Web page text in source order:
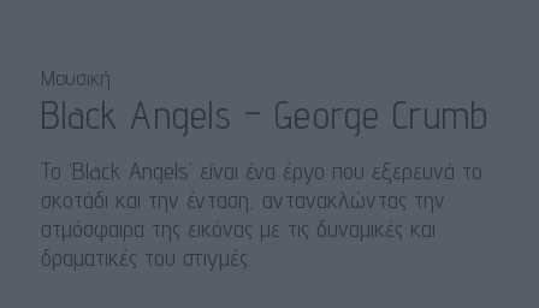
Μουσική
Black Angels – George Crumb
Το ‘Black Angels’ είναι ένα έργο που εξερευνά το
σκοτάδι και την ένταση, αντανακλώντας την
ατμόσφαιρα της εικόνας με τις δυναμικές και
δραματικές του στιγμές.